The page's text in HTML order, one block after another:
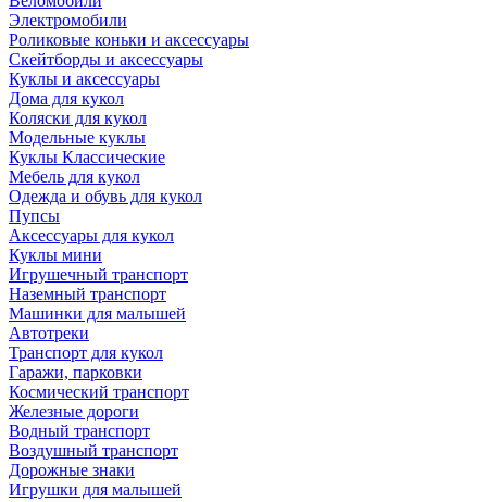
Электромобили
Роликовые коньки и аксессуары
Скейтборды и аксессуары
Куклы и аксессуары
Дома для кукол
Коляски для кукол
Модельные куклы
Куклы Классические
Мебель для кукол
Одежда и обувь для кукол
Пупсы
Аксессуары для кукол
Куклы мини
Игрушечный транспорт
Наземный транспорт
Машинки для малышей
Автотреки
Транспорт для кукол
Гаражи, парковки
Космический транспорт
Железные дороги
Водный транспорт
Воздушный транспорт
Дорожные знаки
Игрушки для малышей